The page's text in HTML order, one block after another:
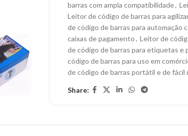
barras com ampla compatibilidade,
Leitor de código de barras para
de código de barras para automação
caixas de pagamento, Leitor de
de código de barras para etiquetas e
código de barras para uso em
de código de barras portátil e de fácil
Share: